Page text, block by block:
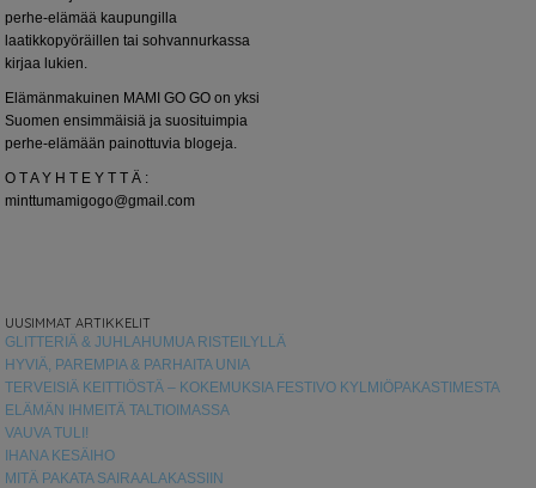
perhe-elämää kaupungilla
laatikkopyöräillen tai sohvannurkassa
kirjaa lukien.
Elämänmakuinen MAMI GO GO on yksi
Suomen ensimmäisiä ja suosituimpia
perhe-elämään painottuvia blogeja.
O T A Y H T E Y T T Ä :
minttumamigogo@gmail.com
UUSIMMAT ARTIKKELIT
GLITTERIÄ & JUHLAHUMUA RISTEILYLLÄ
HYVIÄ, PAREMPIA & PARHAITA UNIA
TERVEISIÄ KEITTIÖSTÄ – KOKEMUKSIA FESTIVO KYLMIÖPAKASTIMESTA
ELÄMÄN IHMEITÄ TALTIOIMASSA
VAUVA TULI!
IHANA KESÄIHO
MITÄ PAKATA SAIRAALAKASSIIN